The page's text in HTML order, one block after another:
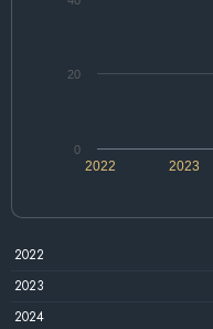
2022 2023
0
20
2022
2023
2024